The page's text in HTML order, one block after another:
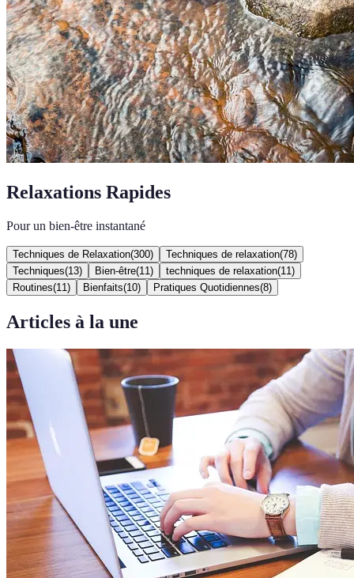
Relaxations Rapides
Pour un bien-être instantané
Techniques de Relaxation(300) Techniques de relaxation(78)
Techniques(13) Bien-être(11 ) techniques de relaxation(11 )
Routines(11 ) Bienfaits(10) Pratiques Quotidiennes(8)
Articles à la une